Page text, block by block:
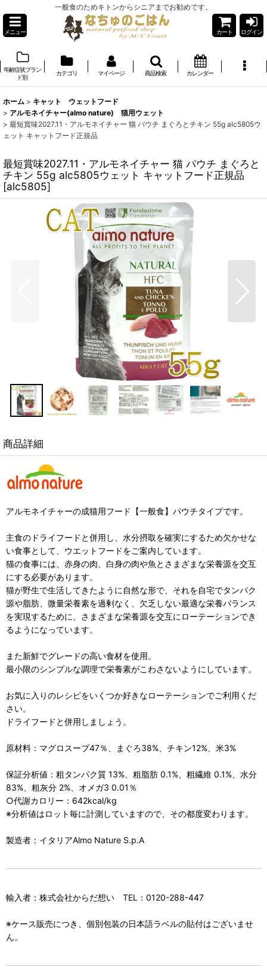
一般食のためキトンからシニアまでお勧めです。
メニュー カート ログイン
年齢症状ブラン
ド別
カテゴリ マイページ 商品検索 カレンダー
ホーム > キャット ウェットフード
> アルモネイチャー(almo nature) 猫用ウェット
> 最短賞味2027.11・アルモネイチャー 猫 パウチ まぐろとチキン 55g alc5805ウ
ェット キャットフード正規品
最短賞味2027.11・アルモネイチャー 猫 パウチ まぐろと
チキン 55g alc5805ウェット キャットフード正規品
[alc5805]
商品詳細
アルモネイチャーの成猫用フード【一般食】パウチタイプです。
主食のドライフードと併用し、水分摂取を確実にするため欠かせな
い食事として、ウエットフードをご案内しています。
猫の食事には、赤身の肉、白身の肉や魚とさまざまな栄養源を交互
にする必要があります。
猫が野生で生活してきたように自然な形で、それを自宅でタンパク
源や脂肪、微量栄養素を過剰なく、欠乏しない最適な栄養バランス
を実現するために、さまざまな栄養源を交互にローテーションでき
るようになっています。
また新鮮でグレードの高い食材を使用。
最小限のシンプルな調理で栄養素がこわさないようにしています。
お気に入りのレシピをいくつか好きなローテーションでご利用くだ
さい。
ドライフードと併用しましょう。
原材料：マグロスープ47％、まぐろ38%、チキン12%、米3%
保証分析値：粗タンパク質 13%、粗脂肪 0.1%、粗繊維 0.1%、水分
83%、粗灰分 2%、オメガ3 0.01％
○代謝カロリー：642kcal/kg
※分析値はロット毎に計測していますので、その都度変わります。
製造者：イタリアAlmo Nature S.p.A
輸入者：株式会社からだ想い TEL：0120-288-447
※ケース販売につき、個別包装の日本語ラベルの貼付はございませ
ん。